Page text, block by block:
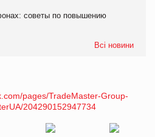
советы по повышению
Всі новини